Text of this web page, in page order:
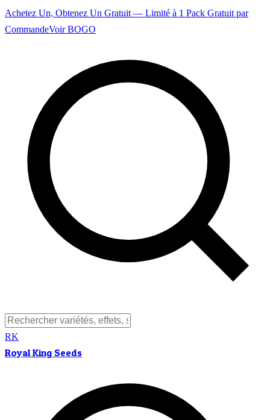
Achetez Un, Obtenez Un Gratuit — Limité à 1 Pack Gratuit par
CommandeVoir BOGO
RK
Royal King Seeds